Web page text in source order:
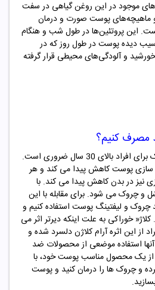
موجود در این روغن گیاهی در سفت
پوست صورت و درمان
این پروتئین‌ها در طول شب و هنگام
دیده پوست در طول روز که در
و آلودگی‌های محیطی قرار گرفته
مصرف کنیم؟
استفاده از کرم های ضد چروک برای افراد بالای 30 سال ضروری است.
سازی پوست کاهش پیدا می کند و هر
نیز در بدن کاهش پیدا می کند. با
چروک می شود. برای مقابله با این
و لیفتینگ پوست استفاده کنیم و
خوراکی به علت اینکه دیرتر اثر می
از این اثره آرام کلاژن دلسرد شده و
استفاده موضعی از محصولات ضد
از یک محصول مناسب پوست خود، با
و چروک ها را درمان کنید و پوست